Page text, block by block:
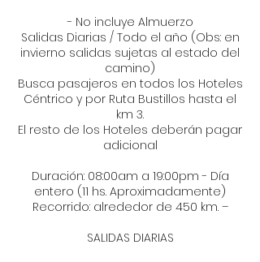
- No incluye Almuerzo
Salidas Diarias / Todo el año (Obs: en
invierno salidas sujetas al estado del
camino)
Busca pasajeros en todos los Hoteles
Céntrico y por Ruta Bustillos hasta el
km 3.
El resto de los Hoteles deberán pagar
adicional
Duración: 08:00am a 19:00pm - Día
entero (11 hs. Aproximadamente)
Recorrido: alrededor de 450 km. –
SALIDAS DIARIAS